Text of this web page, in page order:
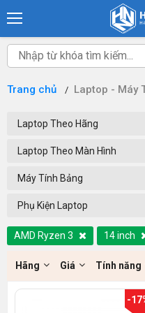
Trang chủ Laptop - Máy
Laptop Theo Hãng
Laptop Theo Màn Hình
Máy Tính Bảng
Phụ Kiện Laptop
AMD Ryzen 3 14 inch
Hãng Giá Tính năng
-